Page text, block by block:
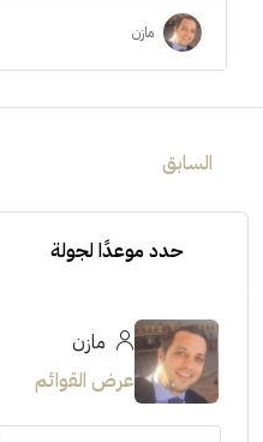
مازن
السابق
حدد موعدًا لجولة
مازن
عرض القوائم